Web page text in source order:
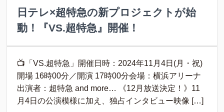
日テレ×超特急の新プロジェクトが始
動！『VS.超特急』開催！
📺「VS.超特急」開催日時：2024年11月4日(月・祝)
開場 16時00分／開演 17時00分会場：横浜アリーナ
出演者：超特急 and more… 《12月放送決定！》11
月4日の公演模様に加え、独占インタビュー映像 […]